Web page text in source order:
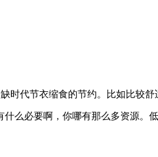
时代节衣缩食的节约。比如比较舒
么必要啊，你哪有那么多资源。